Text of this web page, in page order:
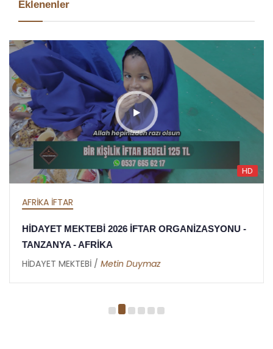
Eklenenler
HD
AFRİKA İFTAR
HİDAYET MEKTEBİ 2026 İFTAR ORGANİZASYONU -
TANZANYA - AFRİKA
HİDAYET MEKTEBİ / Metin Duymaz